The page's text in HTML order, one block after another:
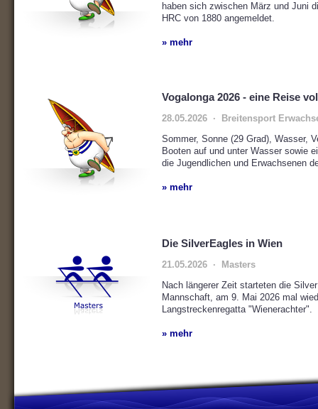
haben sich zwischen März und Juni
HRC von 1880 angemeldet.
» mehr
Vogalonga 2026 - eine Reise
28.05.2026 · Breitensport
Sommer, Sonne (29 Grad), Wasser,
Booten auf und unter Wasser sowie
die Jugendlichen und Erwachsenen
» mehr
Die SilverEagles in Wien
21.05.2026 · Masters
Nach längerer Zeit starteten die
Mannschaft, am 9. Mai 2026 mal
Langstreckenregatta "Wienerachter".
» mehr